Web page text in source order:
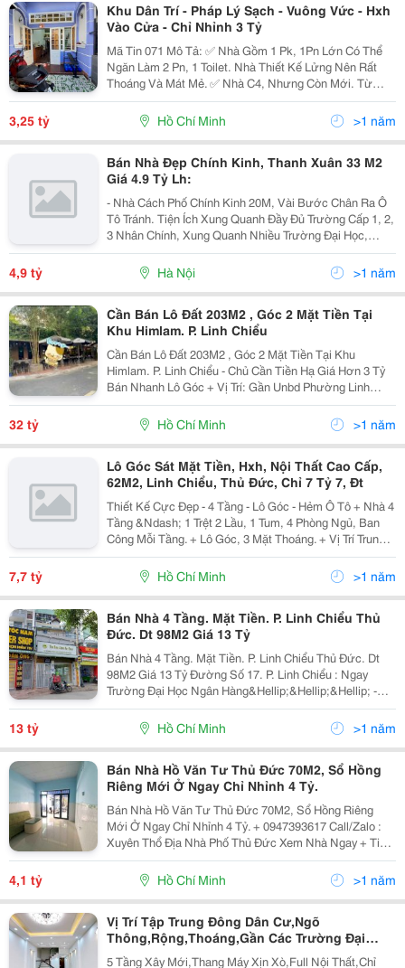
Khu Dân Trí - Pháp Lý Sạch - Vuông Vức - Hxh
Vào Cửa - Chỉ Nhỉnh 3 Tỷ
Mã Tin 071 Mô Tả: ✅ Nhà Gồm 1 Pk, 1Pn Lớn Có Thể
Ngăn Làm 2 Pn, 1 Toilet. Nhà Thiết Kế Lửng Nên Rất
Thoáng Và Mát Mẻ. ✅ Nhà C4, Nhưng Còn Mới. Từ
Căn Nhà Này, Chủ Đã Đẻ Ra Rất Nhiều Căn Nhà Khác.
✅ Ngay Trường Đại Học Ngân Hàng, Vincom Thủ
Đức,...
3,25 tỷ Hồ Chí Minh >1 năm
Bán Nhà Đẹp Chính Kinh, Thanh Xuân 33 M2
Giá 4.9 Tỷ Lh:
- Nhà Cách Phố Chính Kinh 20M, Vài Bước Chân Ra Ô
Tô Tránh. Tiện Ích Xung Quanh Đầy Đủ Trường Cấp 1, 2,
3 Nhân Chính, Xung Quanh Nhiều Trường Đại Học,
Ngân Hàng, Royal City, Chợ Ngay Gần Nhà. - Sổ 93M2,
Trong Đó Sử Dụng Riêng 33M2 Và 60M2 Là Sử...
4,9 tỷ Hà Nội >1 năm
Cần Bán Lô Đất 203M2 , Góc 2 Mặt Tiền Tại
Khu Himlam. P. Linh Chiểu
Cần Bán Lô Đất 203M2 , Góc 2 Mặt Tiền Tại Khu
Himlam. P. Linh Chiểu - Chủ Cần Tiền Hạ Giá Hơn 3 Tỷ
Bán Nhanh Lô Góc + Vị Trí: Gần Unbd Phường Linh
Chiểu, Bv Đa Khoa Thủ Đức, Vincom Thủ Đức, Thcs Lê
Quý Đôn, Trường Đại Học Ngân Hàng, Đại Học Sư...
32 tỷ Hồ Chí Minh >1 năm
Lô Góc Sát Mặt Tiền, Hxh, Nội Thất Cao Cấp,
62M2, Linh Chiểu, Thủ Đức, Chỉ 7 Tỷ 7, Đt
Thiết Kế Cực Đẹp - 4 Tầng - Lô Góc - Hẻm Ô Tô + Nhà 4
Tầng &Ndash; 1 Trệt 2 Lầu, 1 Tum, 4 Phòng Ngủ, Ban
Công Mỗi Tầng. + Lô Góc, 3 Mặt Thoáng. + Vị Trí Trung
Tâm Phường Linh Chiểu, Thủ Đức + Gần Trường Đại
Học Ngân Hàng Tp. Hcm - Cơ Sở Hoàng...
7,7 tỷ Hồ Chí Minh >1 năm
Bán Nhà 4 Tầng. Mặt Tiền. P. Linh Chiểu Thủ
Đức. Dt 98M2 Giá 13 Tỷ
Bán Nhà 4 Tầng. Mặt Tiền. P. Linh Chiểu Thủ Đức. Dt
98M2 Giá 13 Tỷ Đường Số 17. P. Linh Chiểu : Ngay
Trường Đại Học Ngân Hàng&Hellip;&Hellip;&Hellip; -
Hiện Trạng Căn Nhà .Kết Cấu : Nhà 4 Tầng + Công Năng
-Gồm 1 Sảnh Trệt + 10 Phòng Cho Thuê Ổn Định...
13 tỷ Hồ Chí Minh >1 năm
Bán Nhà Hồ Văn Tư Thủ Đức 70M2, Sổ Hồng
Riêng Mới Ở Ngay Chỉ Nhỉnh 4 Tỷ.
Bán Nhà Hồ Văn Tư Thủ Đức 70M2, Sổ Hồng Riêng
Mới Ở Ngay Chỉ Nhỉnh 4 Tỷ. + 0947393617 Call/Zalo :
Xuyên Thổ Địa Nhà Phố Thủ Đức Xem Nhà Ngay + Tiện
Ích Bao Quanh Gần Chợ Thủ Đức, Vincom Thủ Đức,
Trường Đại Học, Ngân Hàng, Cửa Hàng Tiện Lợi, Đầy
4,1 tỷ Hồ Chí Minh >1 năm
Vị Trí Tập Trung Đông Dân Cư,Ngõ
Thông,Rộng,Thoáng,Gần Các Trường Đại
Học: Ngân Hàng,Y,Thủy Lợi,Công Đoàn...giáp
5 Tầng Xây Mới,Thang Máy Xịn Xò,Full Nội Thất,Chỉ